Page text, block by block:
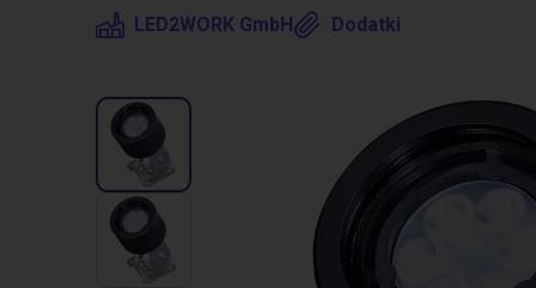
LED2WORK GmbH Dodatki